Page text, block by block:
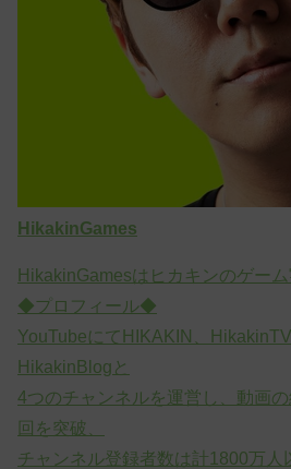
HikakinGames
HikakinGamesはヒカキンのゲーム
◆プロフィール◆
YouTubeにてHIKAKIN、
HikakinBlogと
4つのチャンネルを運営し、動画
回を突破、
チャンネル登録者数は計1800万人